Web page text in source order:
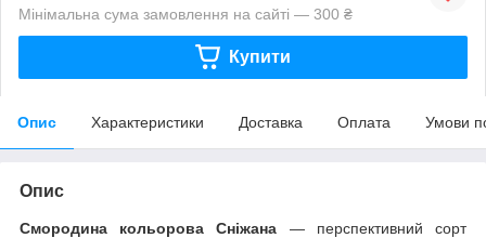
Мінімальна сума замовлення на сайті — 300 ₴
Купити
Опис Характеристики Доставка Оплата Умови
Опис
Смородина кольорова Сніжана — перспективний сорт